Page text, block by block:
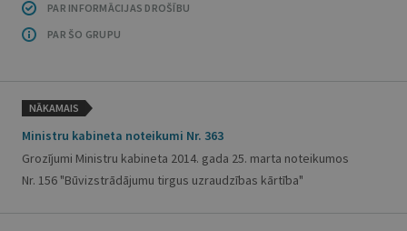
PAR INFORMĀCIJAS DROŠĪBU
PAR ŠO GRUPU
NĀKAMAIS
Ministru kabineta noteikumi Nr. 363
Grozījumi Ministru kabineta 2014. gada 25. marta noteikumos
Nr. 156 "Būvizstrādājumu tirgus uzraudzības kārtība"